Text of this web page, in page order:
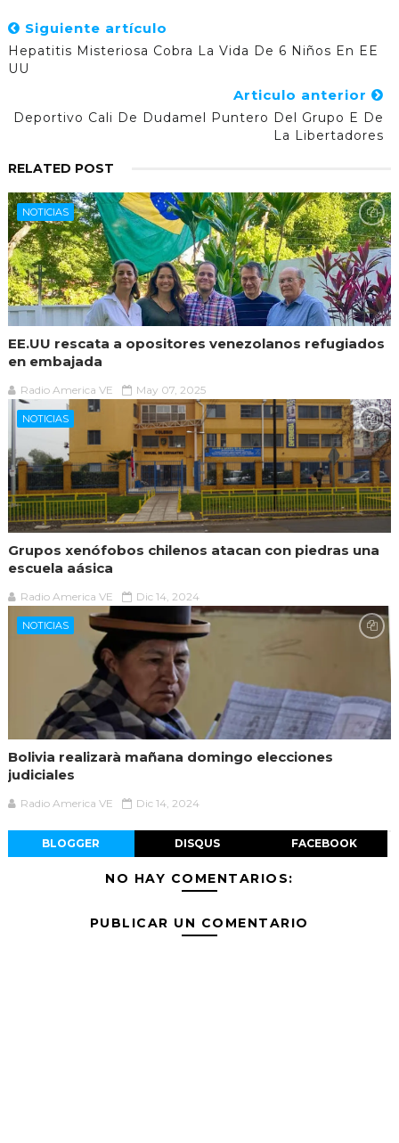
Siguiente artículo
Hepatitis Misteriosa Cobra La Vida De 6 Niños En EE
UU
Articulo anterior
Deportivo Cali De Dudamel Puntero Del Grupo E De
La Libertadores
RELATED POST
NOTICIAS
EE.UU rescata a opositores venezolanos refugiados
en embajada
Radio America VE May 07, 2025
NOTICIAS
Grupos xenófobos chilenos atacan con piedras una
escuela aásica
Radio America VE Dic 14, 2024
NOTICIAS
Bolivia realizarà mañana domingo elecciones
judiciales
Radio America VE Dic 14, 2024
BLOGGER DISQUS FACEBOOK
NO HAY COMENTARIOS:
PUBLICAR UN COMENTARIO